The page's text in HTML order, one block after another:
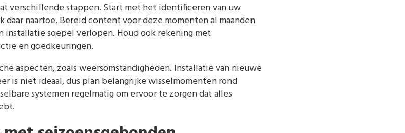
verschillende stappen. Start met het identificeren van uw
naartoe. Bereid content voor deze momenten al maanden
soepel verlopen. Houd ook rekening met
en goedkeuringen.
aspecten, zoals weersomstandigheden. Installatie van nieuwe
is niet ideaal, dus plan belangrijke wisselmomenten rond
systemen regelmatig om ervoor te zorgen dat alles